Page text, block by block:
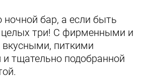
ночной бар, а если быть
три! С фирменными и
вкусными, питкими
и тщательно подобранной